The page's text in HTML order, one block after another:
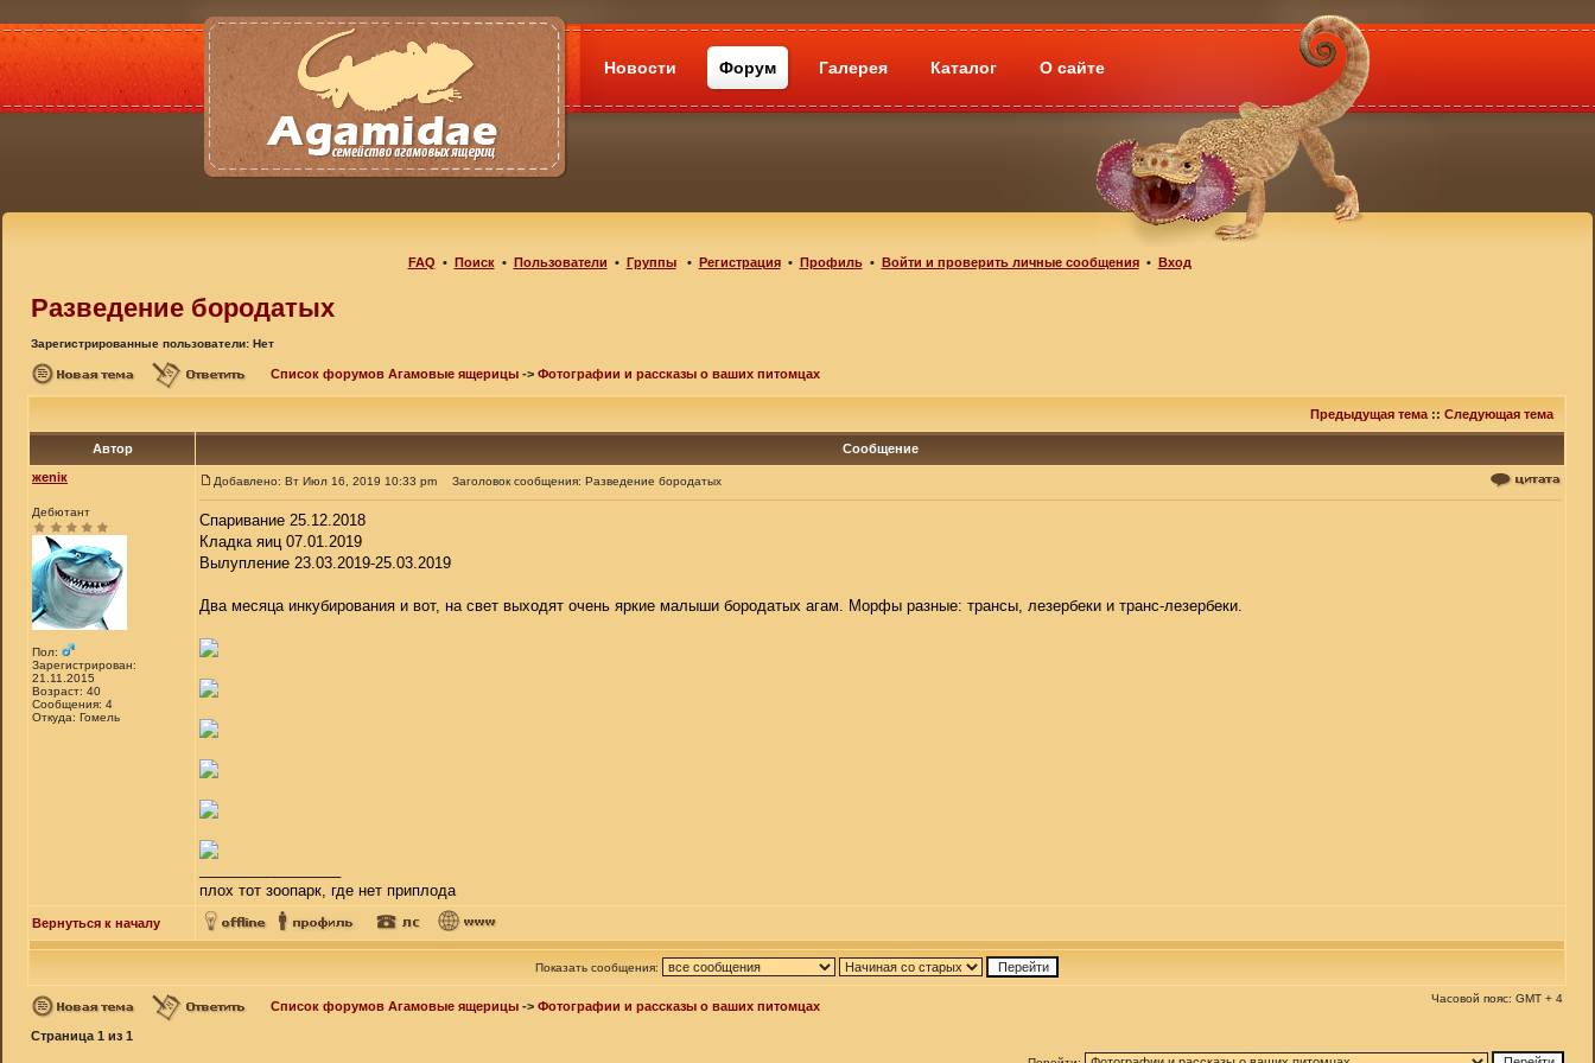
Новости Форум Галерея Каталог О сайте
FAQ • Поиск• Пользователи • Группы• Регистрация• Профиль• Войти и проверить личные сообщения• Вход
Разведение бородатых
Зарегистрированные пользователи: Нет
Список форумов Агамовые ящерицы -> Фотографии и рассказы о ваших питомцах
Предыдущая тема :: Следующая тема
Автор
Сообщение
жеniк
Дебютант
Пол:
Зарегистрирован:
21.11.2015
Возраст: 40
Сообщения: 4
Откуда: Гомель
Добавлено: Вт Июл 16, 2019 10:33 pm Заголовок сообщения: Разведение бородатых
Спаривание 25.12.2018
Кладка яиц 07.01.2019
Вылупление 23.03.2019-25.03.2019
Два месяца инкубирования и вот, на свет выходят очень яркие малыши бородатых агам. Морфы разные: трансы, лезербеки и транс-лезербеки.
плох тот зоопарк, где нет приплода
Вернуться к началу
Показать сообщения:
Список форумов Агамовые ящерицы -> Фотографии и рассказы о ваших питомцах
Часовой пояс: GMT + 4
Страница 1 из 1